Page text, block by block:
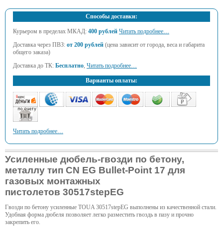
Способы доставки:
Курьером в пределах МКАД: 400 рублей Читать подробнее…
Доставка через ПВЗ: от 200 рублей (цена зависит от города, веса и габарита
общего заказа)
Доставка до ТК: Бесплатно Читать подробнее…
Варианты оплаты:
Читать подробнее…
Усиленные дюбель-гвозди по бетону,
металлу тип CN EG Bullet-Point 17 для
газовых монтажных
пистолетов 30517stepEG
Гвозди по бетону усиленные TOUA 30517stepEG выполнены из качественной стали.
Удобная форма дюбеля позволяет легко разместить гвоздь в пазу и прочно
закрепить его.